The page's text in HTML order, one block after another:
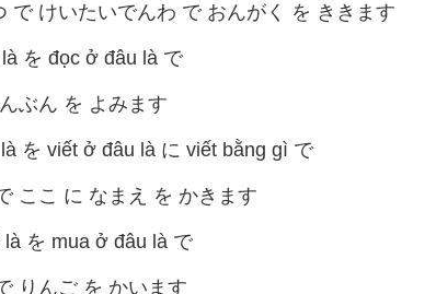
で けいたいでんわ で おんがく を ききます
を đọc ở đâu là で
ぶん を よみます
を viết ở đâu là に viết bằng gì で
ここ に なまえ を かきます
を mua ở đâu là で
りんご を かいます